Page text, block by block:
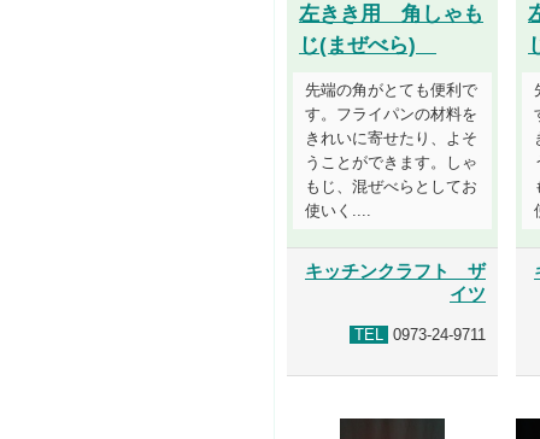
左きき用 角しゃも
じ(まぜべら)
先端の角がとても便利で
す。フライパンの材料を
きれいに寄せたり、よそ
うことができます。しゃ
もじ、混ぜべらとしてお
使いく....
キッチンクラフト ザ
イツ
TEL 0973-24-9711